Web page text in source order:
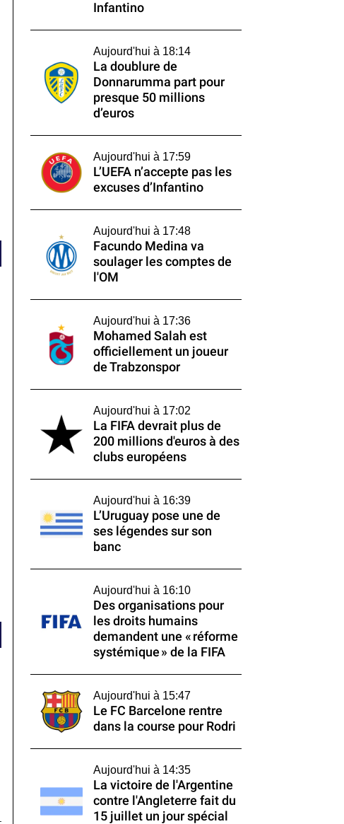
Infantino
Aujourd'hui à 18:14
La doublure de
Donnarumma part pour
presque 50 millions
d’euros
Aujourd'hui à 17:59
L’UEFA n’accepte pas les
excuses d’Infantino
Aujourd'hui à 17:48
Facundo Medina va
soulager les comptes de
l'OM
Aujourd'hui à 17:36
Mohamed Salah est
officiellement un joueur
de Trabzonspor
Aujourd'hui à 17:02
La FIFA devrait plus de
200 millions d'euros à des
clubs européens
Aujourd'hui à 16:39
L’Uruguay pose une de
ses légendes sur son
banc
Aujourd'hui à 16:10
Des organisations pour
les droits humains
demandent une « réforme
systémique » de la FIFA
Aujourd'hui à 15:47
Le FC Barcelone rentre
dans la course pour Rodri
Aujourd'hui à 14:35
La victoire de l'Argentine
contre l'Angleterre fait du
15 juillet un jour spécial